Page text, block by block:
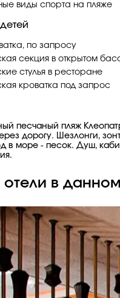
виды спорта на пляже
по запросу
секция в открытом
стулья в ресторане
кроватка под запрос
песчаный пляж
дорогу. Шезлонги,
в море - песок. Душ,
отели в